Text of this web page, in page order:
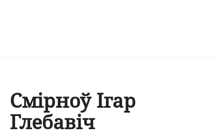
Смірноў Ігар
Глебавіч